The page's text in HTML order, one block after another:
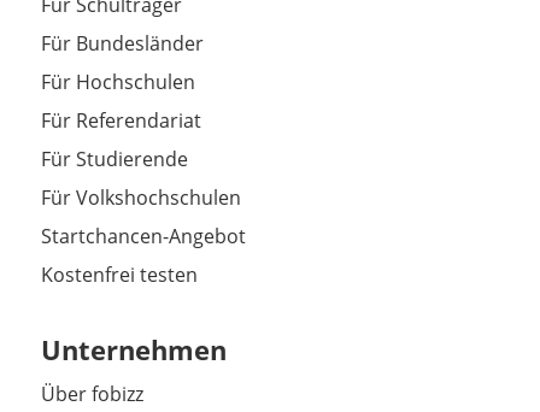
Für Bundesländer
Für Hochschulen
Für Referendariat
Für Studierende
Für Volkshochschulen
Startchancen-Angebot
Kostenfrei testen
Unternehmen
Über fobizz